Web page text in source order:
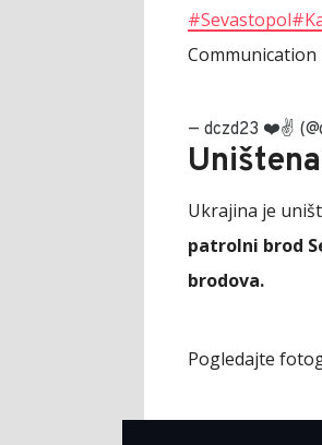
#Sevastopol
— dczd23 ❤️✌️
Ukrajina je
patrolni brod
brodova.
Pogledajte